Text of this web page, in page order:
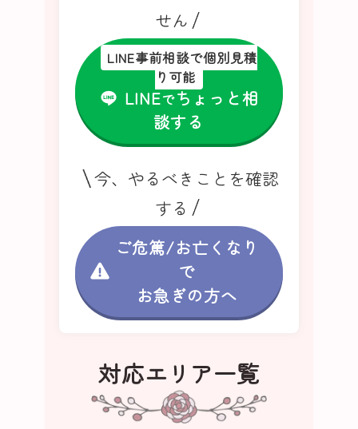
せん
LINE事前相談で個別見積
り可能
LINEでちょっと相
談する
今、やるべきことを確認
する
ご危篤/お亡くなり
で
お急ぎの方へ
対応エリア一覧